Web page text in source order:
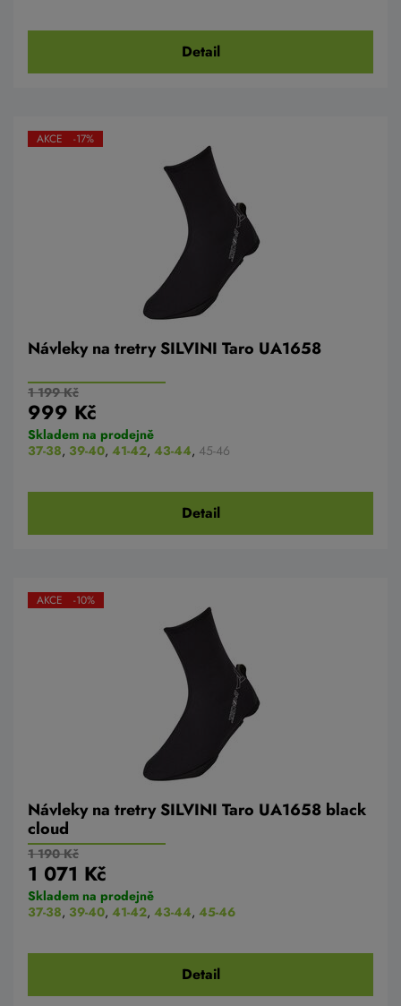
Detail
Návleky na tretry SILVINI Taro UA1658
AKCE -17%
1 199 Kč
999 Kč
Skladem na prodejně
37-38, 39-40, 41-42, 43-44, 45-46
Detail
Návleky na tretry SILVINI Taro UA1658 black
cloud
AKCE -10%
1 190 Kč
1 071 Kč
Skladem na prodejně
37-38, 39-40, 41-42, 43-44, 45-46
Detail